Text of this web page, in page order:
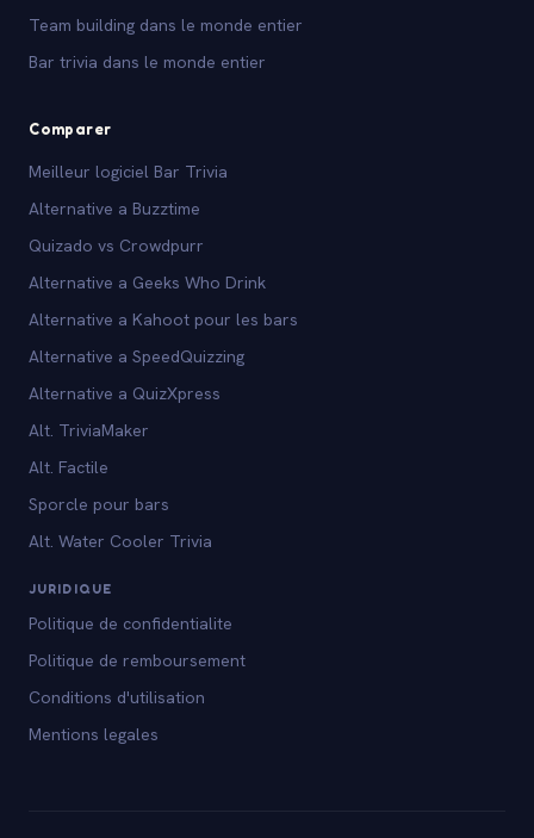
Team building dans le monde entier
Bar trivia dans le monde entier
Comparer
Meilleur logiciel Bar Trivia
Alternative a Buzztime
Quizado vs Crowdpurr
Alternative a Geeks Who Drink
Alternative a Kahoot pour les bars
Alternative a SpeedQuizzing
Alternative a QuizXpress
Alt. TriviaMaker
Alt. Factile
Sporcle pour bars
Alt. Water Cooler Trivia
JURIDIQUE
Politique de confidentialite
Politique de remboursement
Conditions d'utilisation
Mentions legales